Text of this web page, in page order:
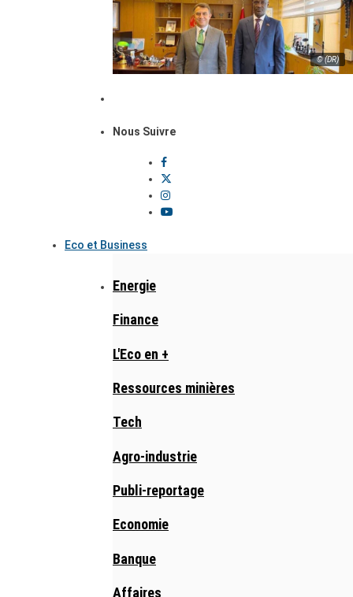
© (DR)
Nous Suivre
Eco et Business
Energie
Finance
L'Eco en +
Ressources minières
Tech
Agro-industrie
Publi-reportage
Economie
Banque
Affaires